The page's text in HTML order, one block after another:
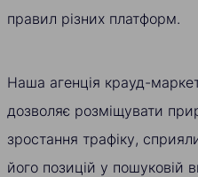
правил різних платформ.
Наша агенція крауд-
дозволяє розміщувати
зростання трафіку,
його позицій у пошуковій